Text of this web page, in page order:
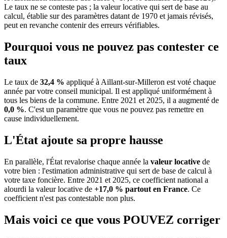
Le taux ne se conteste pas ; la valeur locative qui sert de base au
calcul, établie sur des paramètres datant de 1970 et jamais révisés,
peut en revanche contenir des erreurs vérifiables.
Pourquoi vous ne pouvez pas contester ce
taux
Le taux de 32,4 % appliqué à Aillant-sur-Milleron est voté chaque
année par votre conseil municipal. Il est appliqué uniformément à
tous les biens de la commune. Entre 2021 et 2025, il a augmenté de
0,0 %. C'est un paramètre que vous ne pouvez pas remettre en
cause individuellement.
L'État ajoute sa propre hausse
En parallèle, l'État revalorise chaque année la valeur locative de
votre bien : l'estimation administrative qui sert de base de calcul à
votre taxe foncière. Entre 2021 et 2025, ce coefficient national a
alourdi la valeur locative de +17,0 % partout en France. Ce
coefficient n'est pas contestable non plus.
Mais voici ce que vous POUVEZ corriger